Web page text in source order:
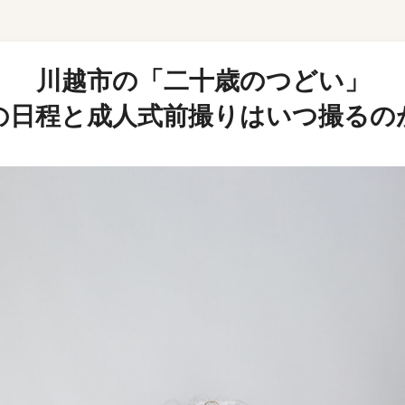
川越市の「二十歳のつどい」
日程と成人式前撮りはいつ撮るの